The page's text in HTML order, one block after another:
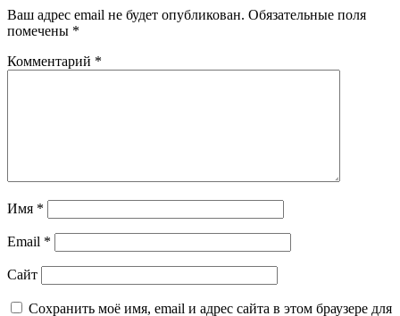
Ваш адрес email не будет опубликован. Обязательные поля
помечены *
Комментарий *
Имя *
Email *
Сайт
Сохранить моё имя, email и адрес сайта в этом браузере для